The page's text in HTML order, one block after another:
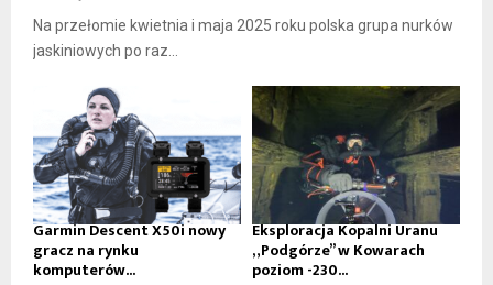
Na przełomie kwietnia i maja 2025 roku polska grupa nurków
jaskiniowych po raz...
Garmin Descent X50i nowy
gracz na rynku
komputerów...
Eksploracja Kopalni Uranu
„Podgórze” w Kowarach
poziom -230...